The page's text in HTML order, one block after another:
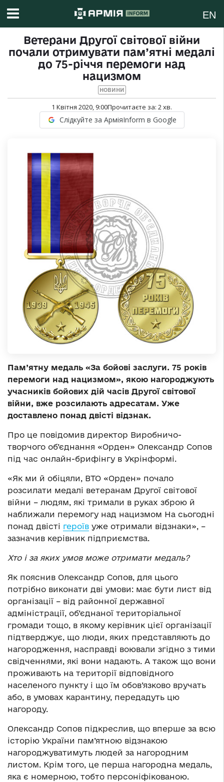
EN
Ветерани Другої світової війни
почали отримувати пам’ятні медалі
до 75-річчя перемоги над
нацизмом
НОВИНИ
1 Квітня 2020, 9:00Прочитаєте за: 2хв.
Слідкуйте за АрміяInform в Google
Пам’ятну медаль «За бойові заслуги. 75 років
перемоги над нацизмом», якою нагороджують
учасників бойових дій часів Другої світової
війни, вже розсилають адресатам. Уже
доставлено понад двісті відзнак.
Про це повідомив директор Виробничо-
творчого об’єднання «Орден» Олександр Сопов
під час онлайн-брифінгу в Укрінформі.
«Як ми й обіцяли, ВТО «Орден» почало
розсилати медалі ветеранам Другої світової
війни – людям, які тримали в руках зброю й
наближали перемогу над нацизмом На сьогодні
понад двісті героїв уже отримали відзнаки», –
зазначив керівник підприємства.
Хто і за яких умов може отримати медаль?
Як пояснив Олександр Сопов, для цього
потрібно виконати дві умови: має бути лист від
організації – від районної державної
адміністрації, об’єднаної територіальної
громади тощо, в якому керівник цієї організації
підтверджує, що люди, яких представляють до
нагородження, насправді воювали згідно з тими
свідченнями, які вони надають. А також що вони
проживають на території відповідного
населеного пункту і що їм обов’язково вручать
або, в умовах карантину, передадуть цю
нагороду.
Олександр Сопов підкреслив, що вперше за всю
історію України пам’ятною відзнакою
нагороджуватимуть людей за нагородним
листом. Крім того, це перша нагородна медаль,
яка є номерною, тобто персоніфікованою.